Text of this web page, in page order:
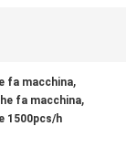
fa macchina,
fa macchina,
1500pcs/h